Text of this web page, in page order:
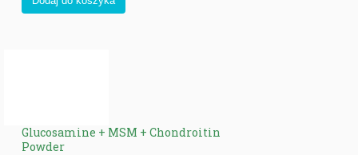
Glucosamine + MSM + Chondroitin
Powder